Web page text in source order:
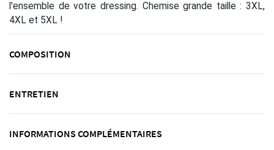
l'ensemble de votre dressing. Chemise grande taille : 3XL,
4XL et 5XL !
COMPOSITION
ENTRETIEN
INFORMATIONS COMPLÉMENTAIRES